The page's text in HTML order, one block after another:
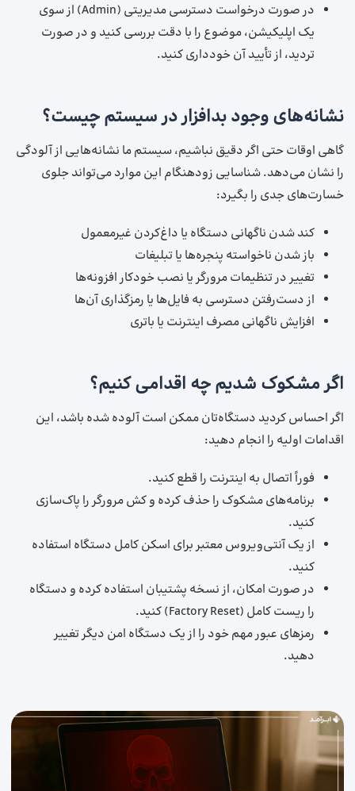
در صورت درخواست دسترسی مدیریتی (Admin) از سوی
یک اپلیکیشن، موضوع را با دقت بررسی کنید و در صورت
تردید، از تأیید آن خودداری کنید.
نشانه‌های وجود بدافزار در سیستم‌ چیست؟
گاهی اوقات حتی اگر دقیق نباشیم، سیستم‌ ما نشانه‌هایی از آلودگی
را نشان می‌دهد. شناسایی زودهنگام این موارد می‌تواند جلوی
خسارت‌های جدی را بگیرد:
کند شدن ناگهانی دستگاه یا داغ‌کردن غیرمعمول
باز شدن ناخواسته پنجره‌ها یا تبلیغات
تغییر در تنظیمات مرورگر یا نصب خودکار افزونه‌ها
از دست‌رفتن دسترسی به فایل‌ها یا رمزگذاری آن‌ها
افزایش ناگهانی مصرف اینترنت یا باتری
اگر مشکوک شدیم چه اقدامی کنیم؟
اگر احساس کردید دستگاه‌تان ممکن است آلوده شده باشد، این
اقدامات اولیه را انجام دهید:
فوراً اتصال به اینترنت را قطع کنید.
برنامه‌های مشکوک را حذف کرده و کش مرورگر را پاک‌سازی
کنید.
از یک آنتی‌ویروس معتبر برای اسکن کامل دستگاه استفاده
کنید.
در صورت امکان، از نسخه پشتیبان استفاده کرده و دستگاه
را ریست کامل (Factory Reset) کنید.
رمزهای عبور مهم خود را از یک دستگاه امن دیگر تغییر
دهید.